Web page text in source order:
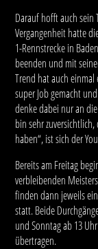
Darauf hofft auch sein
Vergangenheit hatte
1-Rennstrecke in
beenden und mit
Trend hat auch einmal
super Job gemacht
denke dabei nur an
bin sehr
haben“, ist sich der
Bereits am Freitag
verbleibenden
finden dann jeweils
statt. Beide
und Sonntag ab 13
übertragen.